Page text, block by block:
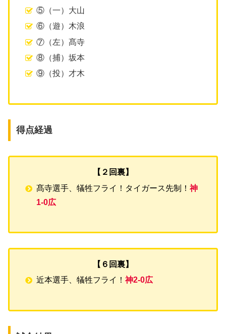
⑤（一）大山
⑥（遊）木浪
⑦（左）髙寺
⑧（捕）坂本
⑨（投）才木
得点経過
【２回裏】
髙寺選手、犠牲フライ！タイガース先制！神
1-0広
【６回裏】
近本選手、犠牲フライ！神2-0広